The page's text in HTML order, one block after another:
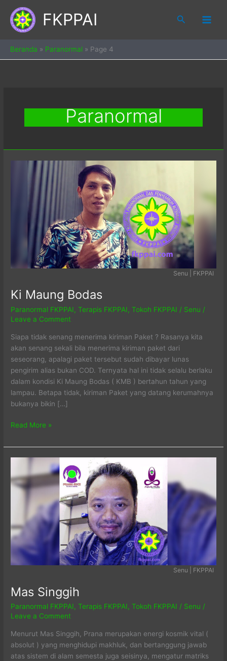
content
FKPPAI Search
Beranda » Paranormal » Page 4
Paranormal
Senu | FKPPAI
Ki Maung Bodas
Paranormal FKPPAI,Terapis FKPPAI,Tokoh FKPPAI / Senu /
Leave a Comment
Siapa tidak senang menerima kiriman Paket ? Rasanya kita
akan senang sekali bila menerima kiriman paket dari
seseorang, apalagi paket tersebut sudah dibayar lunas
pengirim alias bukan COD. Ternyata hal ini tidak selalu berlaku
dalam kondisi Ki Maung Bodas ( KMB ) bertahun tahun yang
lampau. Betapa tidak, kiriman Paket yang datang kerumahnya
bukanya bikin […]
Ki
Bodas
Read More »
Senu | FKPPAI
Mas Singgih
Paranormal FKPPAI,Terapis FKPPAI,Tokoh FKPPAI / Senu /
Leave a Comment
Menurut Mas Singgih, Prana merupakan energi kosmik vital (
absolut ) yang menghidupi makhluk, dan bertanggung jawab
atas sistem di alam semesta juga seisinya, mengatur matriks